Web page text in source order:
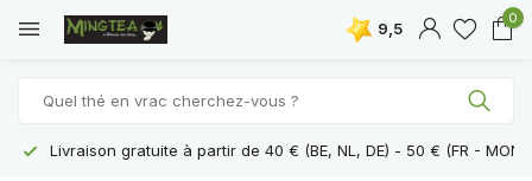
9,5
0
Livraison gratuite à partir de 40 € (BE, NL, DE) - 50 € (FR -